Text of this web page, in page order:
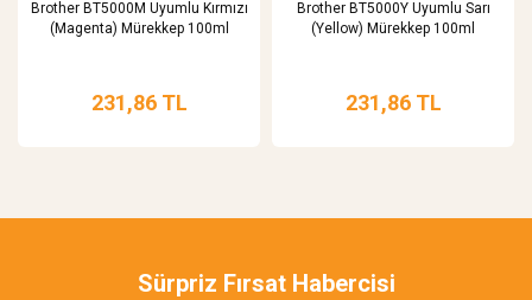
Brother BT5000M Uyumlu Kırmızı
(Magenta) Mürekkep 100ml
231,86 TL
Brother BT5000Y Uyumlu Sarı
(Yellow) Mürekkep 100ml
231,86 TL
Sürpriz Fırsat Habercisi